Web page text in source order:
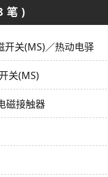
笔 )
开关(MS)／热动电驿
关(MS)
磁接触器